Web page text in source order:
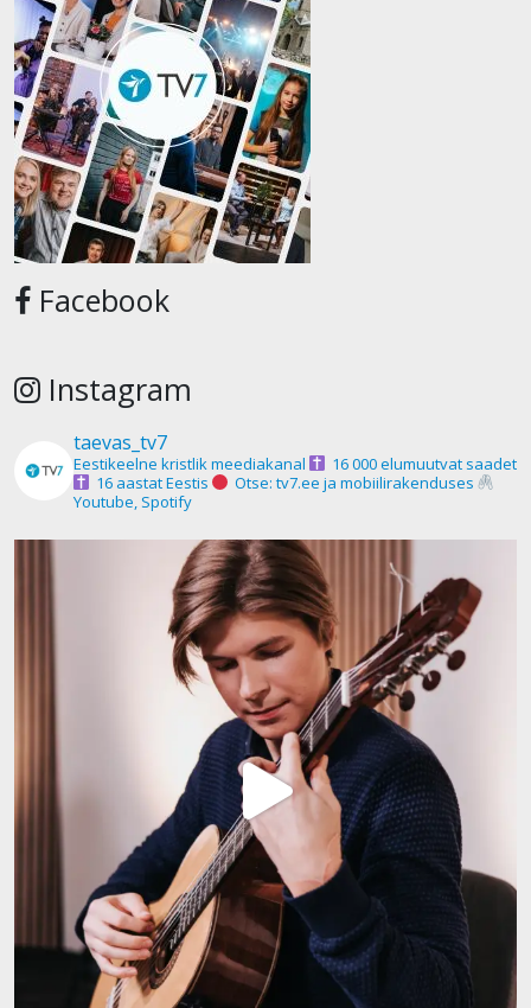
Facebook
Instagram
taevas_tv7
Eestikeelne kristlik meediakanal
16 000 elumuutvat saadet
16 aastat Eestis
Otse: tv7.ee ja mobiilirakenduses
Youtube, Spotify